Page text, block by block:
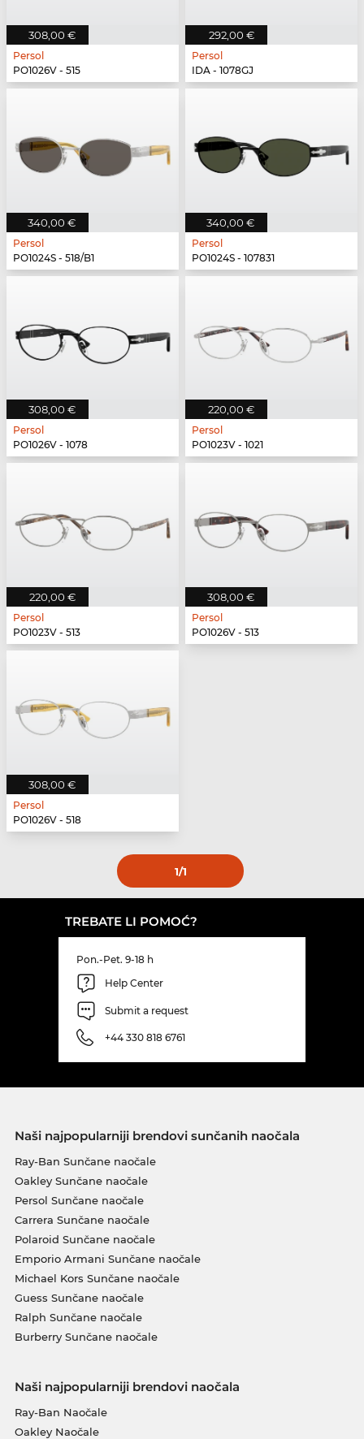
308,00 €
Persol
PO1026V - 515
292,00 €
Persol
IDA - 1078GJ
340,00 €
Persol
PO1024S - 518/B1
340,00 €
Persol
PO1024S - 107831
308,00 €
Persol
PO1026V - 1078
220,00 €
Persol
PO1023V - 1021
220,00 €
Persol
PO1023V - 513
308,00 €
Persol
PO1026V - 513
308,00 €
Persol
PO1026V - 518
1/1
TREBATE LI POMOĆ?
Pon.-Pet. 9-18 h
Help Center
Submit a request
+44 330 818 6761
Naši najpopularniji brendovi sunčanih naočala
Ray-Ban Sunčane naočale
Oakley Sunčane naočale
Persol Sunčane naočale
Carrera Sunčane naočale
Polaroid Sunčane naočale
Emporio Armani Sunčane naočale
Michael Kors Sunčane naočale
Guess Sunčane naočale
Ralph Sunčane naočale
Burberry Sunčane naočale
Naši najpopularniji brendovi naočala
Ray-Ban Naočale
Oakley Naočale